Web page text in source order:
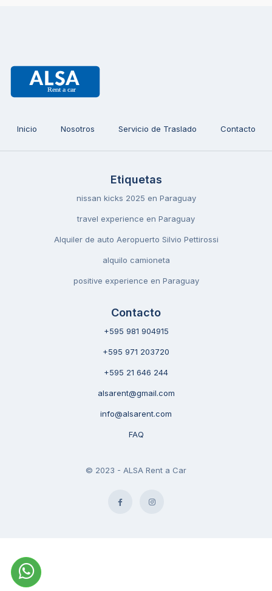
Inicio Nosotros Servicio de Traslado Contacto
Etiquetas
nissan kicks 2025 en Paraguay
travel experience en Paraguay
Alquiler de auto Aeropuerto Silvio Pettirossi
alquilo camioneta
positive experience en Paraguay
Contacto
+595 981 904915
+595 971 203720
+595 21 646 244
alsarent@gmail.com
info@alsarent.com
FAQ
© 2023 - ALSA Rent a Car